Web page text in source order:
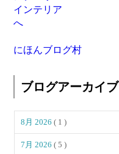
にほんブログ村
ブログアーカイブ
8月 2026( 1 )
7月 2026( 5 )